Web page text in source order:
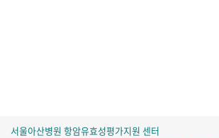
서울아산병원 항암유효성평가지원 센터